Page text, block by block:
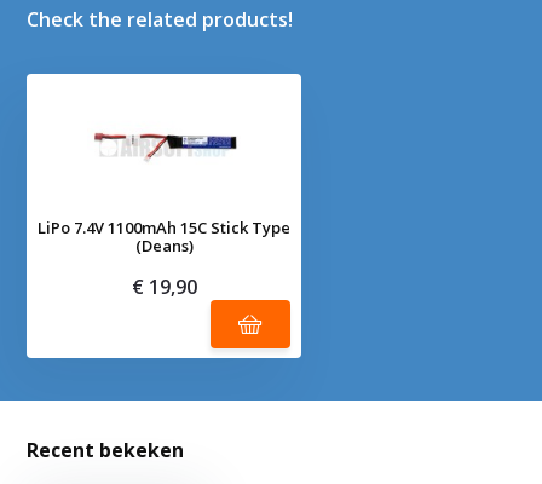
Check the related products!
LiPo 7.4V 1100mAh 15C Stick Type
(Deans)
€ 19,90
Recent bekeken